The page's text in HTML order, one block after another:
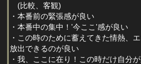
(比較、客観)
・本番前の緊張感が良い
・本番中の集中！'今ここ'感が良い
・この時のために蓄えてきた情熱、
放出できるのが良い
・我、ここに在り！この時だけ自分